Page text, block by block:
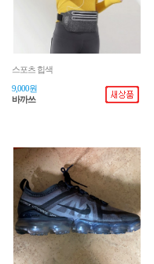
스포츠 힙색
9,000원
바까쓰